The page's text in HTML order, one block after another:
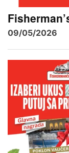
09/05/2026